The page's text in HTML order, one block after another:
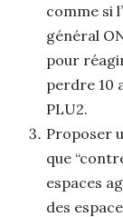
comme si
général
pour
perdre 10
PLU2.
Proposer
que
espaces
des